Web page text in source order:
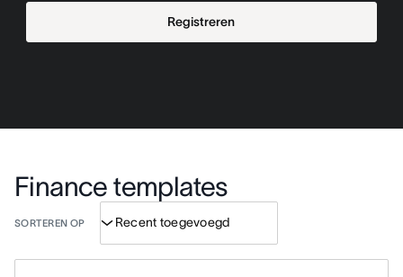
Registreren
Finance templates
SORTEREN OP